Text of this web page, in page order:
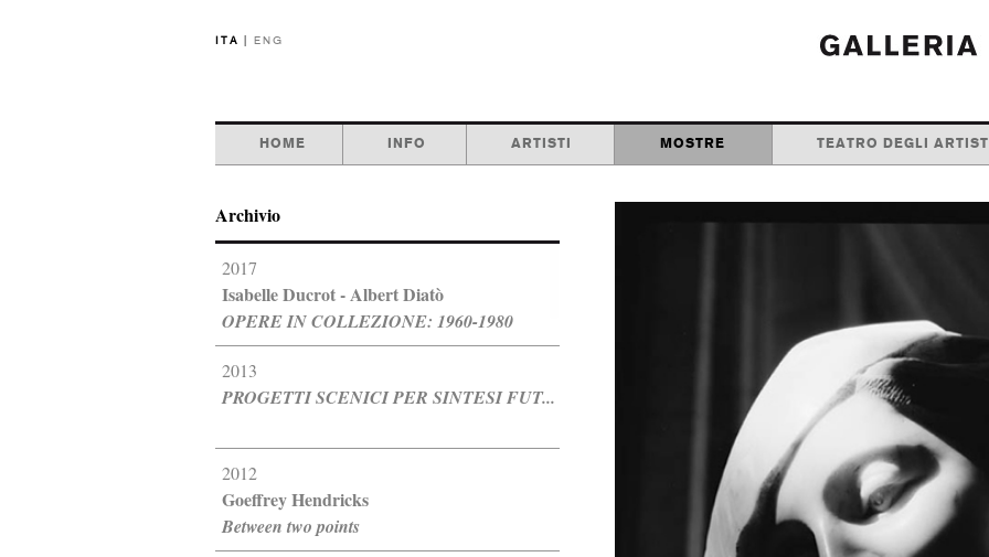
ITA ENG
HOME INFO ARTISTI MOSTRE TEATRO DEGLI ARTISTI
Archivio
2017
Isabelle Ducrot - Albert Diatò
OPERE IN COLLEZIONE: 1960-1980
2013
PROGETTI SCENICI PER SINTESI FUT...
2012
Goeffrey Hendricks
Between two points